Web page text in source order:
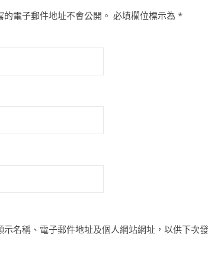
電子郵件地址不會公開。 必填欄位標示為 *
示名稱、電子郵件地址及個人網站網址，以供下次